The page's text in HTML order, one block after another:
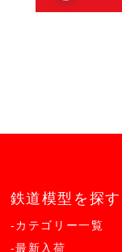
鉄道模型を探す
-カテゴリー一覧
-最新入荷